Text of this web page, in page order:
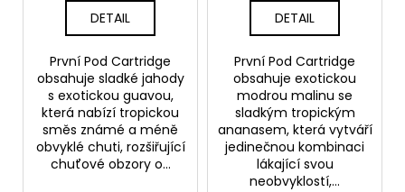
DETAIL
První Pod Cartridge
obsahuje sladké jahody
s exotickou guavou,
která nabízí tropickou
směs známé a méně
obvyklé chuti, rozšiřující
chuťové obzory o...
DETAIL
První Pod Cartridge
obsahuje exotickou
modrou malinu se
sladkým tropickým
ananasem, která vytváří
jedinečnou kombinaci
lákající svou
neobvyklostí,...